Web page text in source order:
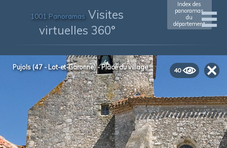
1001 Panoramas Visites
virtuelles 360°
Index des
panoramas
du
département
40
Pujols (47 - Lot-et-Garonne) - Place du village